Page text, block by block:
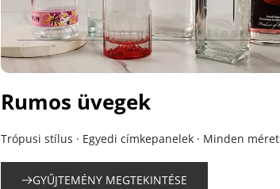
Rumos üvegek
Trópusi stílus · Egyedi címkepanelek · Minden méret
GYŰJTEMÉNY MEGTEKINTÉSE